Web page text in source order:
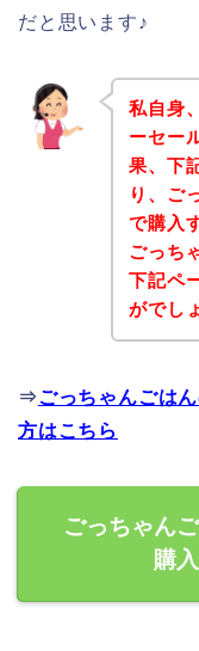
だと思います♪
私自身
ーセー
果、下
り、ご
で購入
ごっち
下記ペ
がでし
⇒ごっちゃんごは
方はこちら
ごっちゃん
購